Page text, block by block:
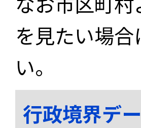
を見たい場
い。
行政境界デ